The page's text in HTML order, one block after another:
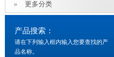
更多分类
产品搜索：
请在下列输入框内输入您要查找的产
品名称。